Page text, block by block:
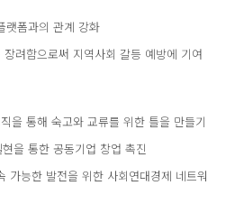
랫폼과의 관계 강화
려함으로써 지역사회 갈등 예방에 기여
을 통해 숙고와 교류를 위한 틀을 만들기
을 통한 공동기업 창업 촉진
가능한 발전을 위한 사회연대경제 네트워